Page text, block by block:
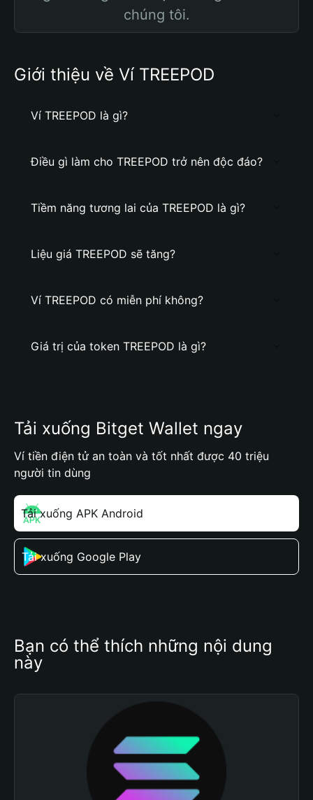
chúng tôi.
Giới thiệu về Ví TREEPOD
Ví TREEPOD là gì?
Điều gì làm cho TREEPOD trở nên độc đáo?
Tiềm năng tương lai của TREEPOD là gì?
Liệu giá TREEPOD sẽ tăng?
Ví TREEPOD có miễn phí không?
Giá trị của token TREEPOD là gì?
Tải xuống Bitget Wallet ngay
Ví tiền điện tử an toàn và tốt nhất được 40 triệu
người tin dùng
Tải xuống APK Android
Tải xuống Google Play
Bạn có thể thích những nội dung
này